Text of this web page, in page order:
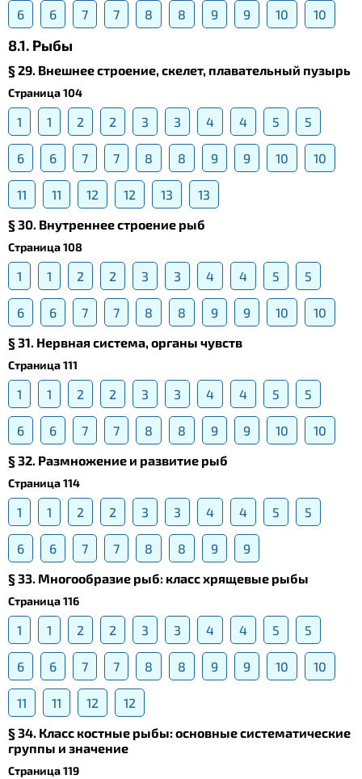
6 6 7 7 8 8 9 9 10 10
8.1. Рыбы
§ 29. Внешнее строение, скелет, плавательный пузырь
Страница 104
1 1 2 2 3 3 4 4 5 5
6 6 7 7 8 8 9 9 10 10
11 11 12 12 13
13
§ 30. Внутреннее строение рыб
Страница 108
1 1 2 2 3 3 4 4 5 5
6 6 7 7 8 8 9 9 10
10
§ 31. Нервная система, органы чувств
Страница 111
1 1 2 2 3 3 4 4 5 5
6 6 7 7 8 8 9 9 10
10
§ 32. Размножение и развитие рыб
Страница 114
1 1 2 2 3 3 4 4 5 5
6 6 7 7 8 8 9
9
§ 33. Многообразие рыб: класс хрящевые рыбы
Страница 116
1 1 2 2 3 3 4 4 5 5
6 6 7 7 8 8 9 9 10 10
11 11 12
12
§ 34. Класс костные рыбы: основные систематические
группы и значение
Страница 119